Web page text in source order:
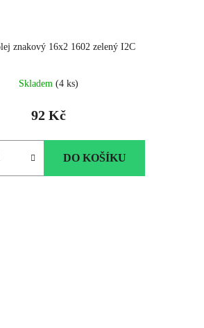
znakový 16x2 1602 zelený I2C
Skladem (4 ks)
92 Kč
DO KOŠÍKU